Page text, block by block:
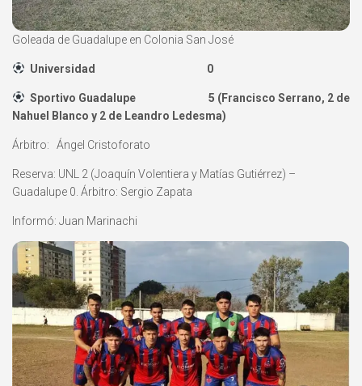
Goleada de Guadalupe en Colonia San José
Universidad 0
Sportivo Guadalupe 5 (Francisco Serrano, 2 de
Nahuel Blanco y 2 de Leandro Ledesma)
Árbitro: Ángel Cristoforato
Reserva: UNL 2 (Joaquín Volentiera y Matías Gutiérrez) –
Guadalupe 0. Árbitro: Sergio Zapata
Informó: Juan Marinachi